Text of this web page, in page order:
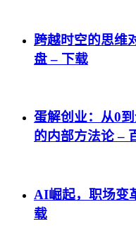
跨越时空的思维
盘 – 下载
蛋解创业：从0
的内部方法论 –
AI崛起，职场变
载